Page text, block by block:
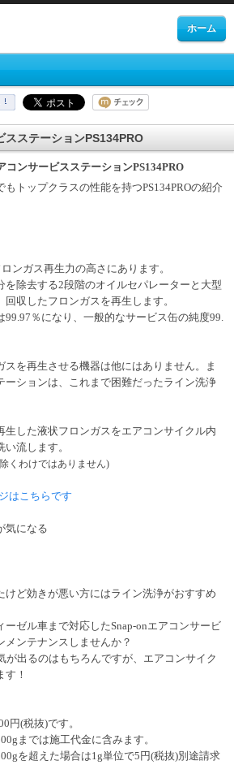
ホーム
ステーションPS134PRO
コンサービスステーションPS134PRO
トップクラスの性能を持つPS134PROの紹介
ンガス再生力の高さにあります。
を除去する2段階のオイルセパレーターと大型
回収したフロンガスを再生します。
99.97％になり、一般的なサービス缶の純度99.
スを再生させる機器は他にはありません。ま
ーションは、これまで困難だったライン洗浄
生した液状フロンガスをエアコンサイクル内
流します。
くわけではありません)
はこちらです
気になる
ど効きが悪い方にはライン洗浄がおすすめ
ゼル車まで対応したSnap-onエアコンサービ
メンテナンスしませんか？
が出るのはもちろんですが、エアコンサイク
す！
円(税抜)です。
までは施工代金に含みます。
を超えた場合は1g単位で5円(税抜)別途請求